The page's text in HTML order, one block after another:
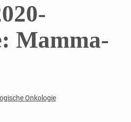
Mamma-
Onkologie